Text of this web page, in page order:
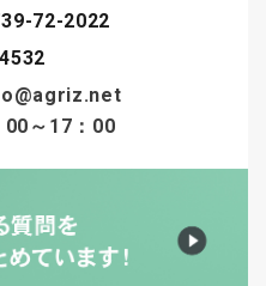
72-2022
00～17：00